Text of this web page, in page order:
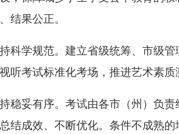
结果公正。
学规范。建立省级统筹、市级管
听考试标准化考场，推进艺术素
妥有序。考试由各市（州）负责
结成效、不断优化。条件不成熟的